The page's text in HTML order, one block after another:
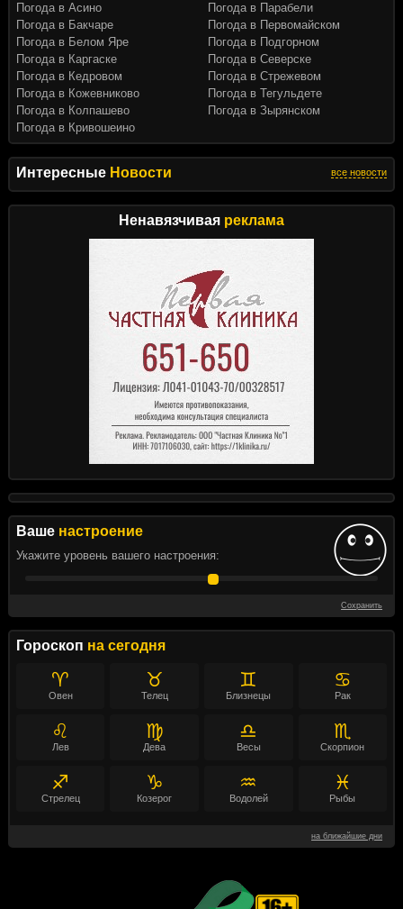
Интересные Новости все новости
Ненавязчивая реклама
Ваше настроение
Укажите уровень вашего настроения:
Сохранить
Гороскоп на сегодня
♈
Овен
♉
Телец
♊
Близнецы
♋
Рак
♌
Лев
♍
Дева
♎
Весы
♏
Скорпион
♐
Стрелец
♑
Козерог
♒
Водолей
♓
Рыбы
на ближайшие дни
Погода в Асино
Погода в Бакчаре
Погода в Белом Яре
Погода в Каргаске
Погода в Кедровом
Погода в Кожевниково
Погода в Колпашево
Погода в Кривошеино
Погода в Парабели
Погода в Первомайском
Погода в Подгорном
Погода в Северске
Погода в Стрежевом
Погода в Тегульдете
Погода в Зырянском